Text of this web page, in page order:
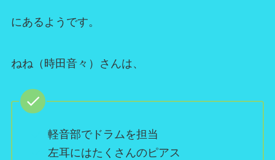
にあるようです。
ねね（時田音々）さんは、
軽音部でドラムを担当
左耳にはたくさんのピアス